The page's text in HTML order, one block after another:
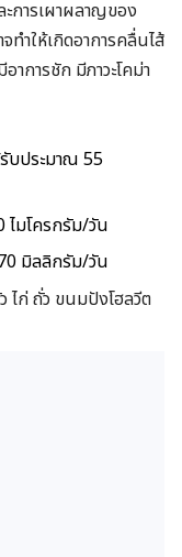
การเผาผลาญของ
ทำให้เกิดอาการคลื่นไส้
การชัก มีภาวะโคม่า
บประมาณ 55
ไมโครกรัม/วัน
มิลลิกรัม/วัน
ไก่ ถั่ว ขนมปังโฮลวีต